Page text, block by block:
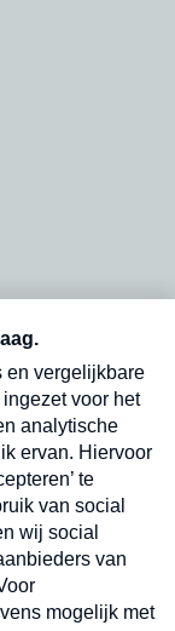
in
Verzend